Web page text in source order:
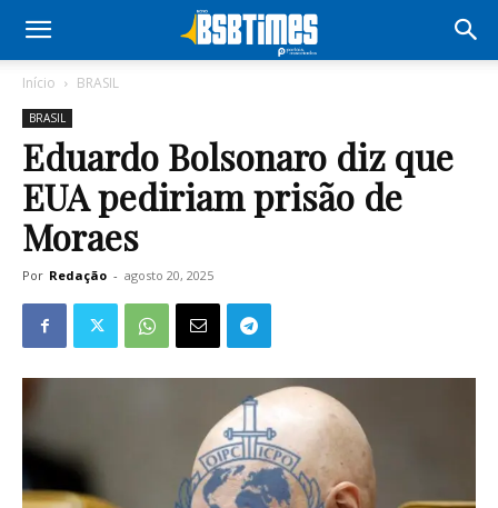
Início BRASIL
BRASIL
Eduardo Bolsonaro diz que
EUA pediriam prisão de
Moraes
Por Redação - agosto 20, 2025